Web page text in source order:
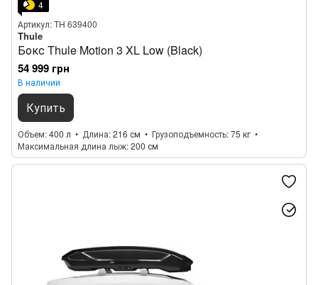
4
Артикул: TH 639400
Thule
Бокс Thule Motion 3 XL Low (Black)
54 999 грн
В наличии
Купить
Объем 400 л Длина 216 см Грузоподъемность 75 кг
Максимальная длина лыж 200 см